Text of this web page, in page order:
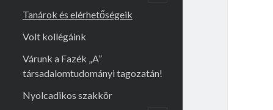
Tanárok és elérhetőségeik
Volt kollégáink
Várunk a Fazék „A”
társadalomtudományi tagozatán!
Nyolcadikos szakkör